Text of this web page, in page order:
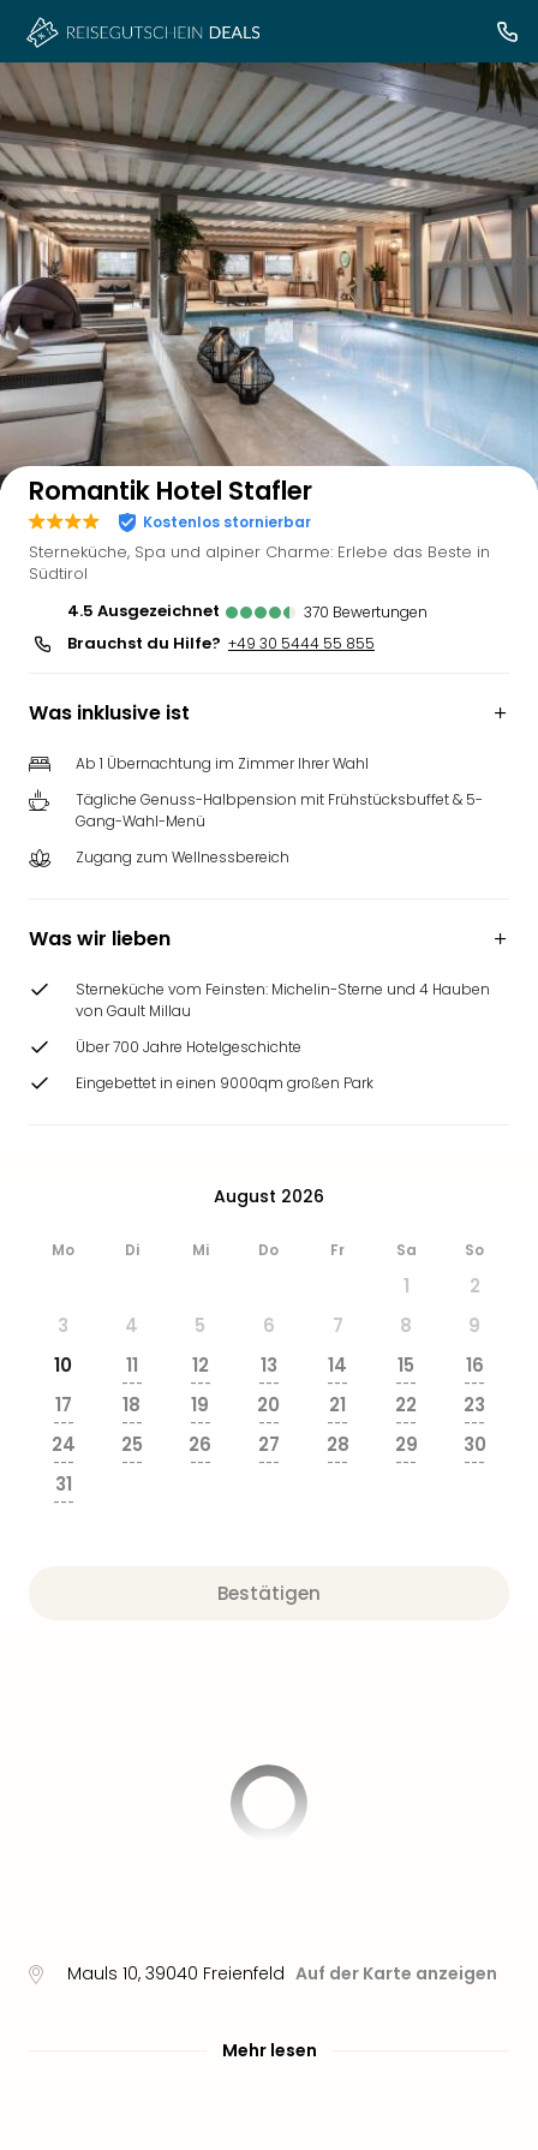
Auf der Karte anzeigen
Romantik Hotel Stafler
Kostenlos stornierbar
Sterneküche, Spa und alpiner Charme: Erlebe das Beste in
Südtirol
4.5
ausgezeichnet 370 Bewertungen
Brauchst du Hilfe? +49 30 5444 55 855
Was inklusive ist
Ab 1 Übernachtung im Zimmer Ihrer Wahl
Tägliche Genuss-Halbpension mit Frühstücksbuffet & 5-
Gang-Wahl-Menü
Zugang zum Wellnessbereich
Was wir lieben
Sterneküche vom Feinsten: Michelin-Sterne und 4 Hauben
von Gault Millau
Über 700 Jahre Hotelgeschichte
Eingebettet in einen 9000qm großen Park
August 2026
Mo Di Mi Do Fr Sa So
1
2
3
4 5 6 7 8
9
10
11
---
12
---
13
---
14
---
15
---
16
---
17
---
18
---
19
---
20
---
21
---
22
---
23
---
24
---
25
---
26
---
27
---
28
---
29
---
30
---
31
---
Bestätigen
Mauls 10, 39040 Freienfeld Auf der Karte anzeigen
Mehr lesen